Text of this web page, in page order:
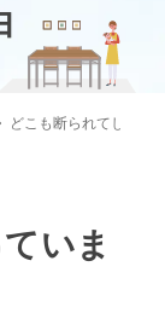
どこも断られてしまっ
いま